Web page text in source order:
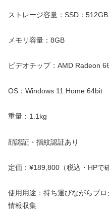
ストレージ容量：SSD：512GB
メモリ容量：8GB
ビデオチップ：AMD Radeon
OS：Windows 11 Home 64bit
重量：1.1kg
顔認証・指紋認証あり
定価：¥189,800（税込・HPで
使用用途：持ち運びながらブ
情報収集